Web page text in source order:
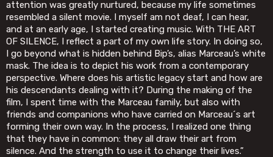
attention was greatly nurtured, because my life sometimes
resembled a silent movie. I myself am not deaf, I can hear,
and at an early age, I started creating music. With THE ART
OF SILENCE, I reflect a part of my own life story. In doing so,
I go beyond what is hidden behind Bip’s, alias Marceau’s white
mask. The idea is to depict his work from a contemporary
perspective. Where does his artistic legacy start and how are
his descendants dealing with it? During the making of the
film, I spent time with the Marceau family, but also with
friends and companions who have carried on Marceau´s art
forming their own way. In the process, I realized one thing
that they have in common: they all draw their art from
silence. And the strength to use it to change their lives.”